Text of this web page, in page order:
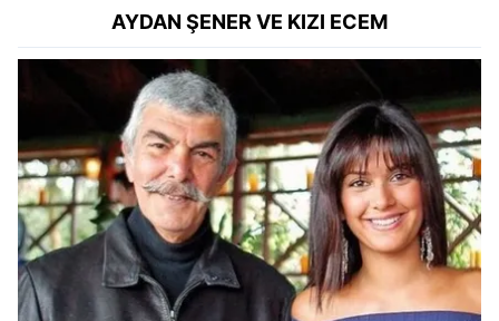
toplumu hizmetlerinin sunulması amacıyla
kullanılmaktadır. Diğer çerezler, sitemizin daha işlevsel
kılınması ve kişiselleştirilmesi ve sizlere yönelik
reklam/pazarlama faaliyetlerinin yapılması, amaçlarıyla
sınırlı olarak açık rızanız dahilinde kullanılacaktır.
Çerezlere ilişkin tercihlerinizi aşağıda yer alan panel
vasıtasıyla belirleyebilirsiniz. Çerezlere ilişkin detaylı bilgi
için Ayarlar butonuna tıklayabilir,Çerez Bilgilendirme
Metnimizi
ziyaret edebilirsiniz.
6698 sayılı Kişisel Verilerin Korunması Kanunu uyarınca
AYDAN ŞENER VE KIZI ECEM